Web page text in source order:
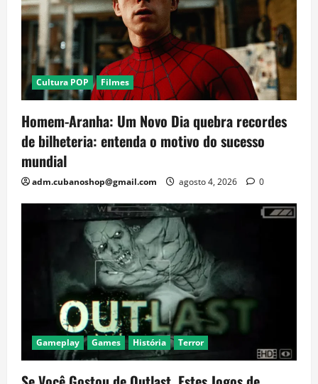
Cultura POP Filmes
Homem-Aranha: Um Novo Dia quebra recordes
de bilheteria: entenda o motivo do sucesso
mundial
adm.cubanoshop@gmail.com agosto 4, 2026 0
Gameplay Games História Terror